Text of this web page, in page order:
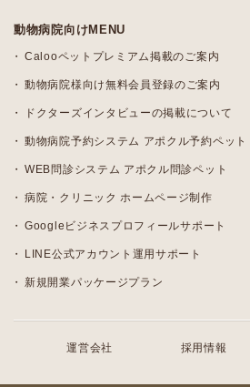
動物病院向けMENU
Calooペットプレミアム掲載のご案内
動物病院様向け無料会員登録のご案内
ドクターズインタビューの掲載について
動物病院予約システム アポクル予約ペット
WEB問診システム アポクル問診ペット
病院・クリニック ホームページ制作
Googleビジネスプロフィールサポート
LINE公式アカウント運用サポート
新規開業パッケージプラン
運営会社 採用情報